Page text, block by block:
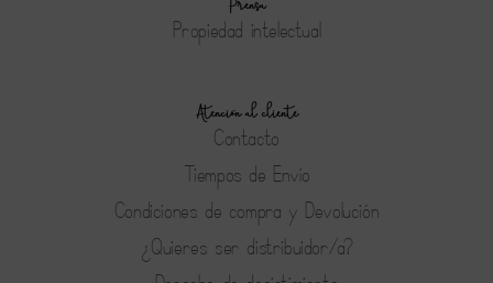
Propiedad intelectual
Atención al cliente
Contacto
Tiempos de Envío
Condiciones de compra y Devolución
¿Quieres ser distribuidor/a?